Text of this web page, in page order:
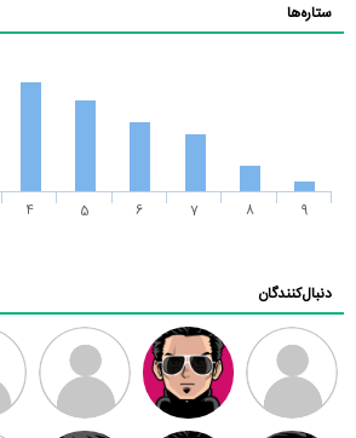
ستاره‌ها
4 5 6 7 8 9
دنبال‌کنندگان